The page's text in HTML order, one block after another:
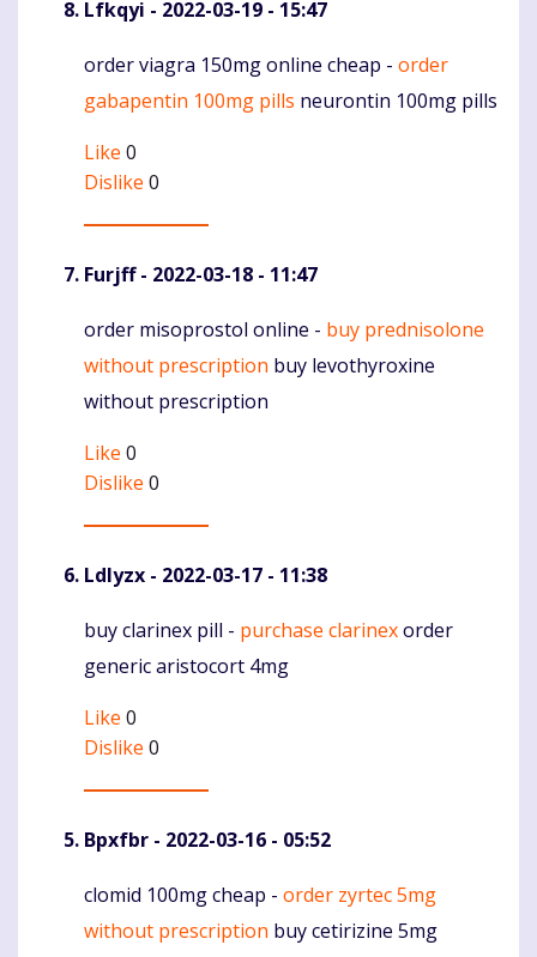
Lfkqyi - 2022-03-19 - 15:47
Komentaras
order viagra 150mg online cheap - order
gabapentin 100mg pills neurontin 100mg pills
Like 0
Dislike 0
Furjff- 2022-03-18 - 11:47
Komentaras
order misoprostol online - buy prednisolone
without prescription buy levothyroxine
without prescription
Like 0
Dislike 0
Ldlyzx - 2022-03-17 - 11:38
Komentaras
buy clarinex pill - purchase clarinexorder
generic aristocort 4mg
Like 0
Dislike 0
Bpxfbr - 2022-03-16 - 05:52
Komentaras
clomid 100mg cheap - order zyrtec 5mg
without prescription buy cetirizine 5mg